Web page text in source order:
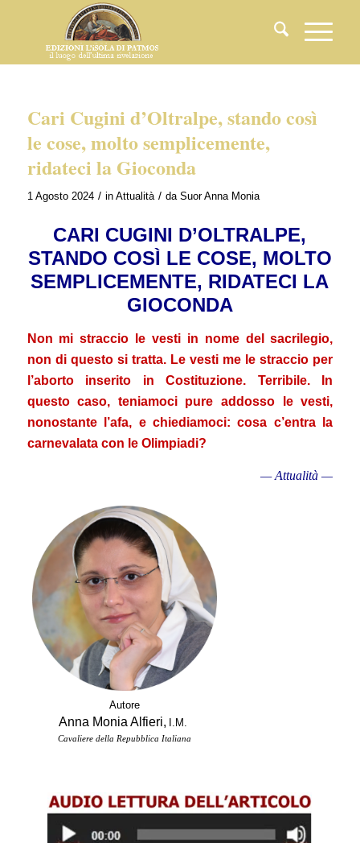
Cari Cugini d’Oltralpe, stando così
le cose, molto semplicemente,
ridateci la Gioconda
1 Agosto 2024 / in Attualità / da Suor Anna Monia
CARI CUGINI D’OLTRALPE,
STANDO COSÌ LE COSE, MOLTO
SEMPLICEMENTE, RIDATECI LA
GIOCONDA
Non mi straccio le vesti in nome del sacrilegio,
non di questo si tratta. Le vesti me le straccio per
l’aborto inserito in Costituzione. Terribile. In
questo caso, teniamoci pure addosso le vesti,
nonostante l’afa, e chiediamoci: cosa c’entra la
carnevalata con le Olimpiadi?
—Attualità —
Autore
Anna Monia Alfieri, I.M.
Cavaliere della Repubblica Italiana